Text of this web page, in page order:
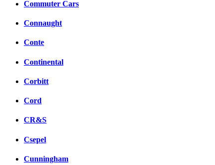
Commuter Cars
Connaught
Conte
Continental
Corbitt
Cord
CR&S
Csepel
Cunningham